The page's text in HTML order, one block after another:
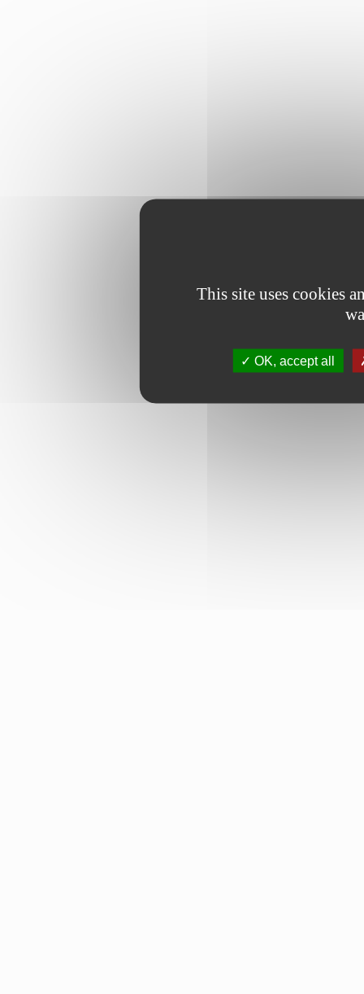
This site uses cookies
OK, accept all